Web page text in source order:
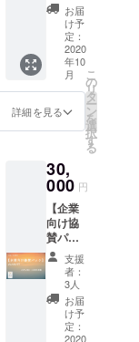
す。 ※
父母ヶ
浜芸術
祭の会
期後の
送付と
なりま
す。
cafe de
flots/TH
IRD
RICH
SALT（
ボイセ
ンベ
リー）
クッ
キー
（チョ
コチッ
プ・く
るみ・
黒糖コ
コナッ
ツ） 宗
一郎珈
琲/ド
リップ
うまい
もん
パッ
ク】 ◆
生配信
ライブ
チケッ
ト
「TK/M
usicDe
母ヶ
浜」◆
三豊う
まいも
んパッ
ク◆父
母ヶ浜
芸術祭
オリジ
ナル缶
バッジ1
個・ス
お届
け予
定：
2020
年10
月
詳細を見る
こ
の
リ
タ
ー
ン
を
選
択
す
る
30,
000 円
【企業
向け協
賛パッ
ク】 ◆
父母ヶ
浜芸術
祭 公式
WEBサ
イトで
支援
者：
3人
お届
け予
定：
2020